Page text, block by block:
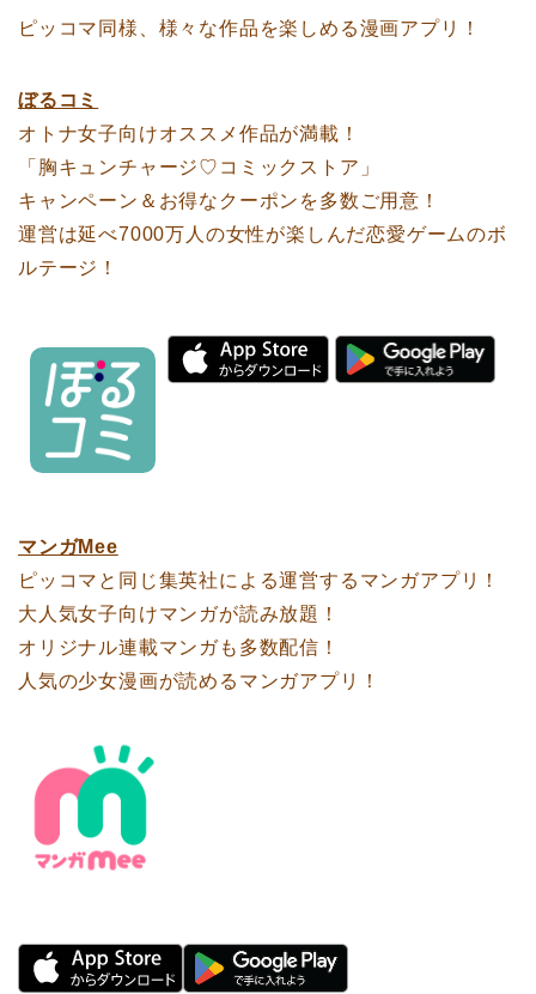
ピッコマ同様、様々な作品を楽しめる漫画アプリ！
ぼるコミ
オトナ女子向けオススメ作品が満載！
「胸キュンチャージ♡コミックストア」
キャンペーン＆お得なクーポンを多数ご用意！
運営は延べ7000万人の女性が楽しんだ恋愛ゲームのボ
ルテージ！
マンガMee
ピッコマと同じ集英社による運営するマンガアプリ！
大人気女子向けマンガが読み放題！
オリジナル連載マンガも多数配信！
人気の少女漫画が読めるマンガアプリ！